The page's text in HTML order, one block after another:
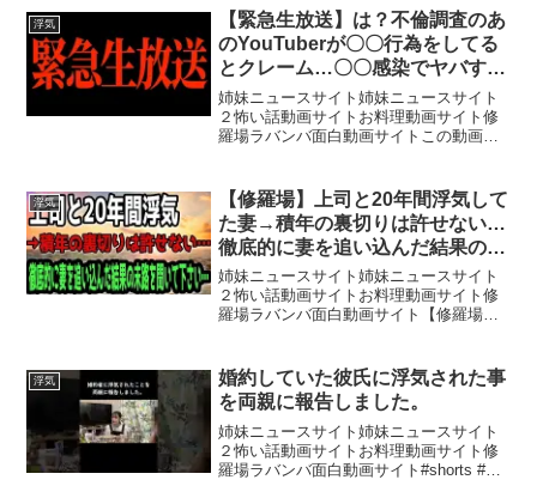
高須幹弥Tik tok↓↓↓↓
浮気
【緊急生放送】は？不倫調査のあ
のYouTuberが〇〇行為をしてる
とクレーム…〇〇感染でヤバすぎ
ることになった件…。Youtubeチ
ャンネルが削除？
姉妹ニュースサイト姉妹ニュースサイト
２怖い話動画サイトお料理動画サイト修
羅場ラバンバ面白動画サイトこの動画は
TwitterのDMにて!
@kzhodowameku◾︎ED...
浮気
【修羅場】上司と20年間浮気して
た妻→積年の裏切りは許せない…
徹底的に妻を追い込んだ結果の末
路を聞いて下さい…
姉妹ニュースサイト姉妹ニュースサイト
２怖い話動画サイトお料理動画サイト修
羅場ラバンバ面白動画サイト【修羅場】
結果の末路を聞いて下さい…涙の動画を
ご視聴いただき有難うご...
浮気
婚約していた彼氏に浮気された事
を両親に報告しました。
姉妹ニュースサイト姉妹ニュースサイト
２怖い話動画サイトお料理動画サイト修
羅場ラバンバ面白動画サイト#shorts #浮